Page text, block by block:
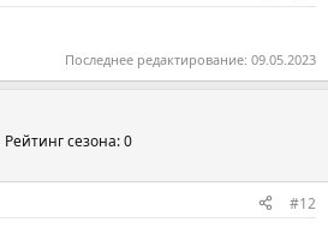
Последнее редактирование: 09.05.2023
Рейтинг сезона: 0
#12